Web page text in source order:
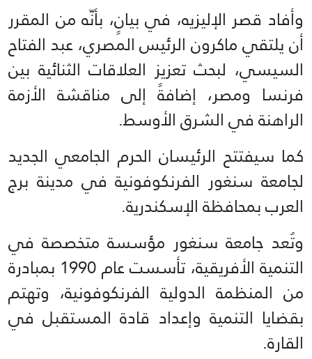
وأفاد قصر الإليزيه، في بيانٍ، بأنّه من المقرر
أن يلتقي ماكرون الرئيس المصري، عبد الفتاح
السيسي، لبحث تعزيز العلاقات الثنائية بين
فرنسا ومصر، إضافةً إلى مناقشة الأزمة
الراهنة في الشرق الأوسط.
كما سيفتتح الرئيسان الحرم الجامعي الجديد
لجامعة سنغور الفرنكوفونية في مدينة برج
العرب بمحافظة الإسكندرية.
وتُعد جامعة سنغور مؤسسة متخصصة في
التنمية الأفريقية، تأسست عام 1990 بمبادرة
من المنظمة الدولية الفرنكوفونية، وتهتم
بقضايا التنمية وإعداد قادة المستقبل في
القارة.